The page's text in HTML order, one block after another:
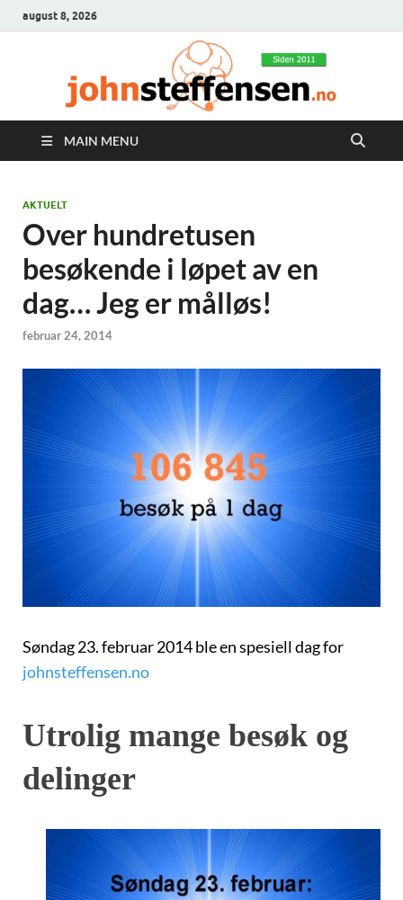
august 8, 2026
MAIN MENU
AKTUELT
Over hundretusen
besøkende i løpet av en
dag… Jeg er målløs!
februar 24, 2014
Søndag 23. februar 2014 ble en spesiell dag for
johnsteffensen.no
Utrolig mange besøk og
delinger